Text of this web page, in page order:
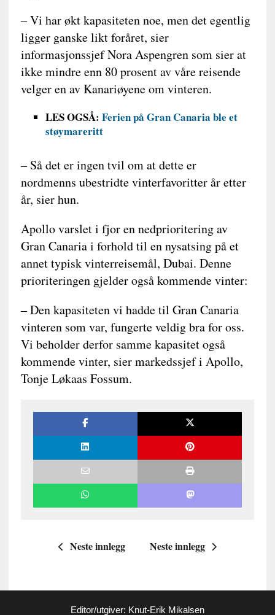
– Vi har økt kapasiteten noe, men det egentlig
ligger ganske likt foråret, sier
informasjonssjef Nora Aspengren som sier at
ikke mindre enn 80 prosent av våre reisende
velger en av Kanariøyene om vinteren.
LES OGSÅ: Ferien på Gran Canaria ble et
støymareritt
– Så det er ingen tvil om at dette er
nordmenns ubestridte vinterfavoritter år etter
år, sier hun.
Apollo varslet i fjor en nedprioritering av
Gran Canaria i forhold til en nysatsing på et
annet typisk vinterreisemål, Dubai. Denne
prioriteringen gjelder også kommende vinter:
– Den kapasiteten vi hadde til Gran Canaria
vinteren som var, fungerte veldig bra for oss.
Vi beholder derfor samme kapasitet også
kommende vinter, sier markedssjef i Apollo,
Tonje Løkaas Fossum.
Neste innlegg Neste innlegg
Editor/utgiver: Knut-Erik Mikalsen